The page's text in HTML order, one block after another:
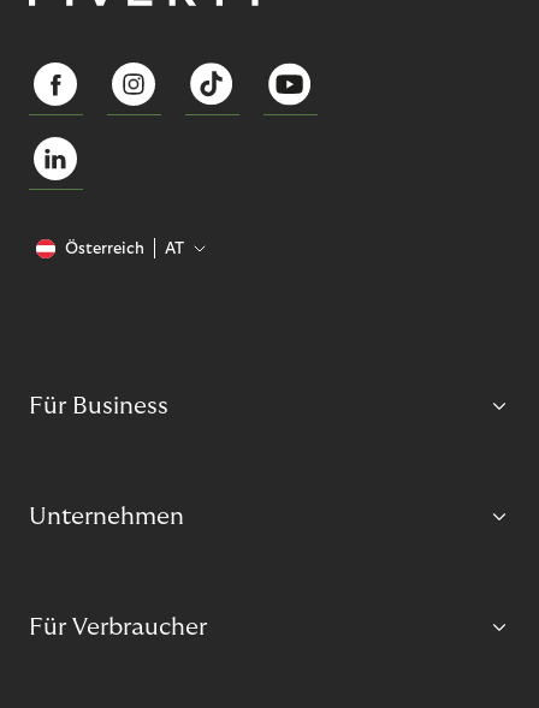
Österreich AT
Für Business
Unternehmen
Für Verbraucher